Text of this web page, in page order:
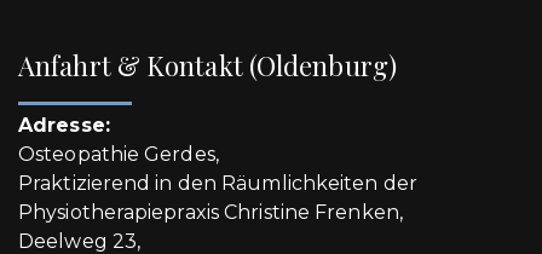
Anfahrt & Kontakt (Oldenburg)
Adresse:
Osteopathie Gerdes,
Praktizierend in den Räumlichkeiten der
Physiotherapiepraxis Christine Frenken,
Deelweg 23,